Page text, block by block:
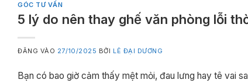
GÓC TƯ VẤN
5 lý do nên thay ghế văn phòng lỗi
ĐĂNG VÀO 27/10/2025 BỞI LÊ ĐẠI DƯƠNG
Bạn có bao giờ cảm thấy mệt mỏi, đau lưng hay tê vai